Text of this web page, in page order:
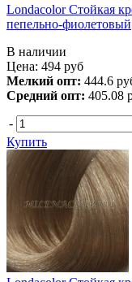
Londacolor Стойкая
пепельно-фиолетовый
В наличии
Цена: 494 руб
Мелкий опт: 444.6
Средний опт: 405.08
-
Купить